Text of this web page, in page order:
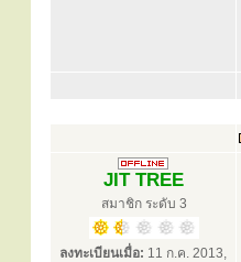
JIT TREE
สมาชิก ระดับ 3
ลงทะเบียนเมื่อ: 11 ก.ค. 2013,